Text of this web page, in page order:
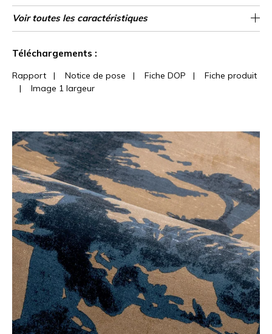
Longueur Vendu au rouleau de 10.05m / 11 yards
Raccord Raccord droit
Rapport
Vertical
90cm / 35 pouces
Poids g/m² 400
Performance
Accoustique
aw - 0.15
Entretien Lessivable
Pose colle Encollage du mur
Dépose Arrachage à sec
Norme COV A+
ASTME84 Class A
Norme
euroclass
B s2 d0
Pays d'origine Italie
Voir toutes les caractéristiques
Téléchargements :
Rapport | Notice de pose | Fiche DOP |
Fiche produit
| Image 1 largeur